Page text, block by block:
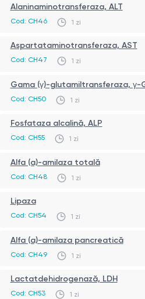
Alaninaminotransferaza, ALT
Cod: CH46 1 zi
Aspartataminotransferaza, AST
Cod: CH47 1 zi
Gama (γ)-glutamiltransferaza, γ-
Cod: CH50 1 zi
Fosfataza alcalină, ALP
Cod: CH55 1 zi
Alfa (a)-amilaza totală
Cod: CH48 1 zi
Lipaza
Cod: CH54 1 zi
Alfa (a)-amilaza pancreatică
Cod: CH49 1 zi
Lactatdehidrogenază, LDH
Cod: CH53 1 zi